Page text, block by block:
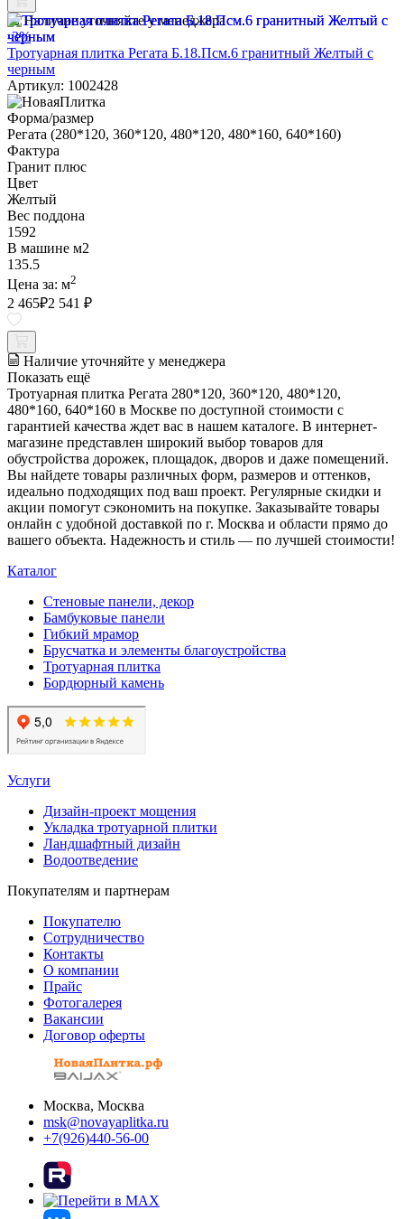
Наличие уточняйте у менеджера
-3%
Тротуарная плитка Регата Б.18.Псм.6 гранитный Желтый с
черным
Артикул: 1002428
Форма/размер
Регата (280*120, 360*120, 480*120, 480*160, 640*160)
Фактура
Гранит плюс
Цвет
Желтый
Вес поддона
1592
В машине м2
135.5
Цена за: м2
2 465₽2 541 ₽
Наличие уточняйте у менеджера
Показать ещё
Тротуарная плитка Регата 280*120, 360*120, 480*120,
480*160, 640*160 в Москве по доступной стоимости с
гарантией качества ждет вас в нашем каталоге. В интернет-
магазине представлен широкий выбор товаров для
обустройства дорожек, площадок, дворов и даже помещений.
Вы найдете товары различных форм, размеров и оттенков,
идеально подходящих под ваш проект. Регулярные скидки и
акции помогут сэкономить на покупке. Заказывайте товары
онлайн с удобной доставкой по г. Москва и области прямо до
вашего объекта. Надежность и стиль — по лучшей стоимости!
Каталог
Стеновые панели, декор
Бамбуковые панели
Гибкий мрамор
Брусчатка и элементы благоустройства
Тротуарная плитка
Бордюрный камень
Услуги
Дизайн-проект мощения
Укладка тротуарной плитки
Ландшафтный дизайн
Водоотведение
Покупателям и партнерам
Покупателю
Сотрудничество
Контакты
О компании
Прайс
Фотогалерея
Вакансии
Договор оферты
Москва, Москва
msk@novayaplitka.ru
+7(926)440-56-00